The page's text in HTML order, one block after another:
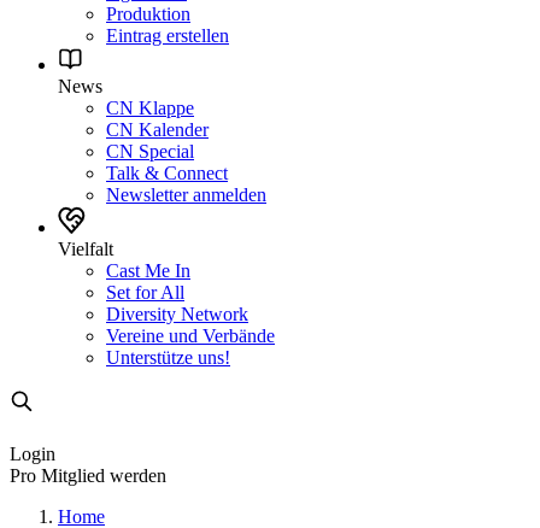
Produktion
Eintrag erstellen
News
CN Klappe
CN Kalender
CN Special
Talk & Connect
Newsletter anmelden
Vielfalt
Cast Me In
Set for All
Diversity Network
Vereine und Verbände
Unterstütze uns!
Login
Pro Mitglied werden
Home